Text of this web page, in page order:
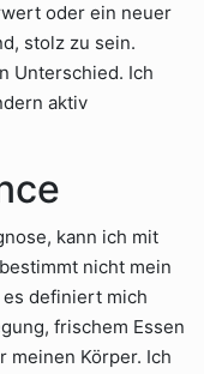
oder ein neuer
stolz zu sein.
Unterschied. Ich
aktiv
kann ich mit
nicht mein
es definiert mich
frischem Essen
meinen Körper. Ich